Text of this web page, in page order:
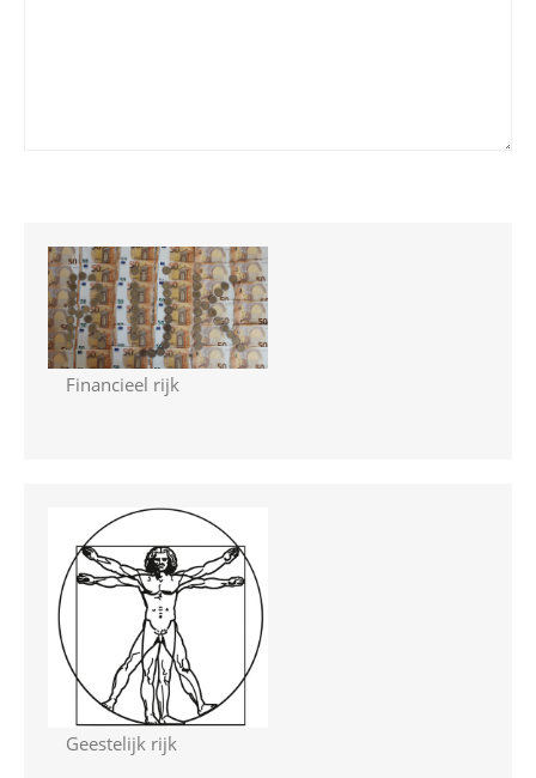
Financieel rijk
Geestelijk rijk